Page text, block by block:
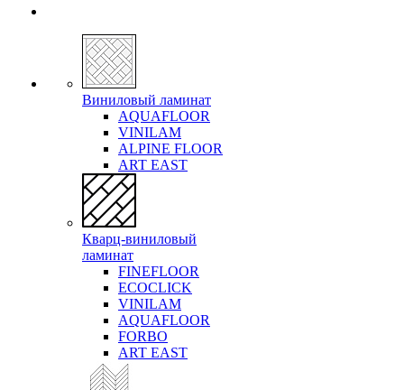
Виниловый ламинат
AQUAFLOOR
VINILAM
ALPINE FLOOR
ART EAST
Кварц-виниловый
ламинат
FINEFLOOR
ECOCLICK
VINILAM
AQUAFLOOR
FORBO
ART EAST